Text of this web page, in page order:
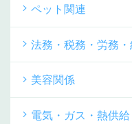
ペット関連
法務・税務・労務・
美容関係
電気・ガス・熱供